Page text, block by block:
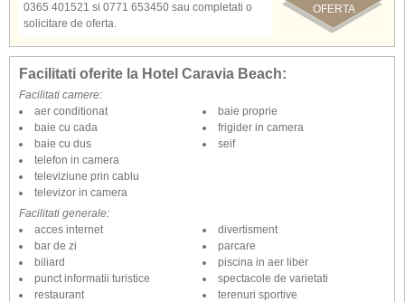
OFERTA
0365 401521 si 0771 653450 sau completati o
solicitare de oferta.
Facilitati oferite la Hotel Caravia Beach:
Facilitati camere:
aer conditionat
baie cu cada
baie cu dus
baie proprie
frigider in camera
seif
telefon in camera
televiziune prin cablu
televizor in camera
Facilitati generale:
acces internet
bar de zi
biliard
divertisment
parcare
piscina in aer liber
punct informatii turistice
restaurant
spectacole de varietati
terenuri sportive